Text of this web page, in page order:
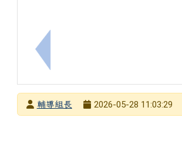
上一筆：[輔]檢送「2026國北護
發布者輔導組長
2026-05-28 11:03:29